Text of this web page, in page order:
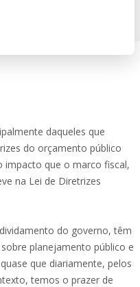
daqueles que
do orçamento público
impacto que o marco fiscal,
na Lei de Diretrizes
do governo, têm
planejamento público e
que diariamente, pelos
temos o prazer de